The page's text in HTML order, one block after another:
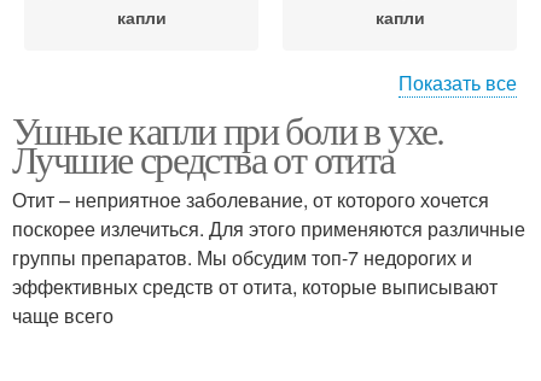
капли
капли
Боли в ушах Капли для детей
Капли от боли
Капли при
заложенности
Показать все
Ушные капли при боли в ухе.
Лучшие средства от отита
Отит – неприятное заболевание, от которого хочется
поскорее излечиться. Для этого применяются различные
группы препаратов. Мы обсудим топ-7 недорогих и
эффективных средств от отита, которые выписывают
чаще всего